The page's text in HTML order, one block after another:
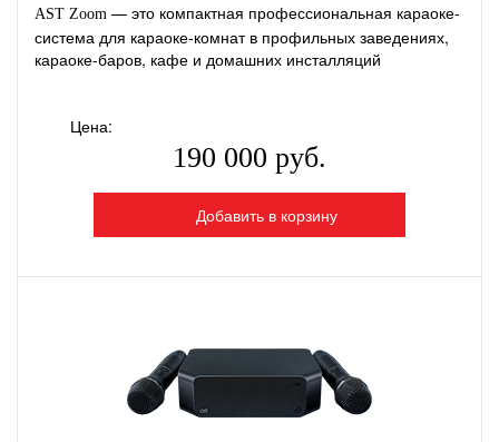
AST Zoom — это компактная профессиональная караоке-
система для караоке-комнат в профильных заведениях,
караоке-баров, кафе и домашних инсталляций
Цена:
190 000 руб.
Добавить в корзину